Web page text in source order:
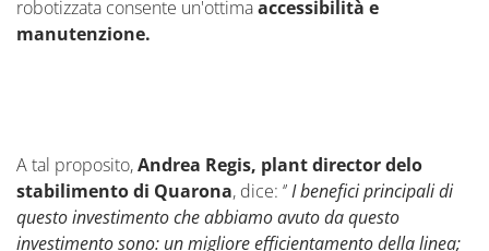
robotizzata consente un'ottimaaccessibilità e
manutenzione.
A tal proposito,Andrea Regis, plant director delo
stabilimento di Quarona, dice: ‘’I benefici principali di
questo investimento che abbiamo avuto da questo
investimento sono: un migliore efficientamento della linea;